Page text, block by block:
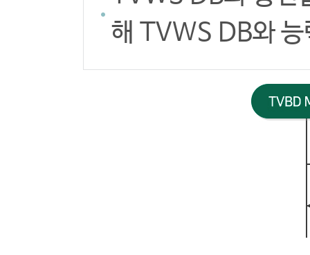
해 TVWS DB와 능